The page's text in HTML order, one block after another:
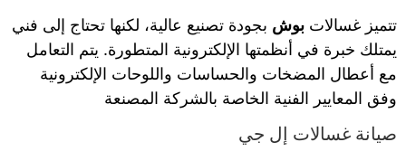
تتميز غسالات بوش بجودة تصنيع عالية، لكنها تحتاج إلى فني
يمتلك خبرة في أنظمتها الإلكترونية المتطورة. يتم التعامل
مع أعطال المضخات والحساسات واللوحات الإلكترونية
وفق المعايير الفنية الخاصة بالشركة المصنعة
صيانة غسالات إل جي